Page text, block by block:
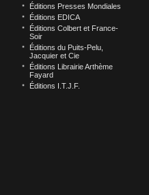
Éditions Presses Mondiales
Éditions EDICA
Éditions Colbert et France-
Soir
Éditions du Puits-Pelu,
Jacquier et Cie
Éditions Librairie Arthème
Fayard
Éditions I.T.J.F.